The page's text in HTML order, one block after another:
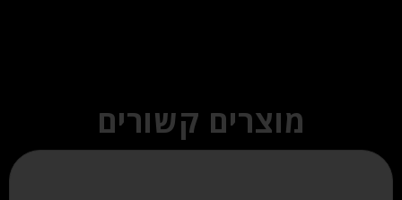
מוצרים קשורים